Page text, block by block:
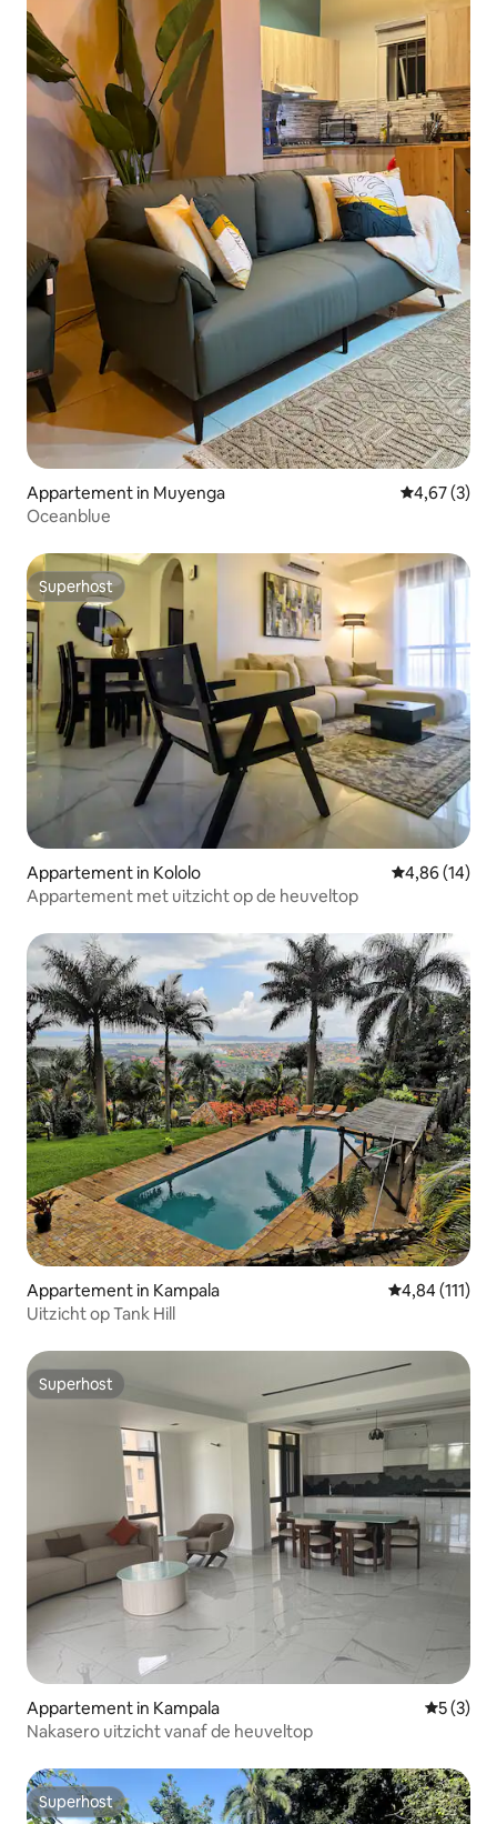
Appartement in Muyenga
4,67 (3)
Oceanblue
Superhost
Superhost
Appartement in Kololo Gemiddelde
4,86 (14)
Appartement met uitzicht op de heuveltop
Appartement in Kampala Gemiddelde
4,84 (111)
Uitzicht op Tank Hill
Superhost
Superhost
Appartement in Kampala
5 (3)
Nakasero uitzicht vanaf de heuveltop
Superhost
Superhost